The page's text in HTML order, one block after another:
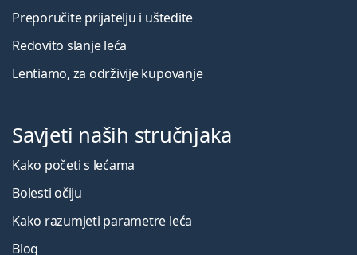
Preporučite prijatelju i uštedite
Redovito slanje leća
Lentiamo, za održivije kupovanje
Savjeti naših stručnjaka
Kako početi s lećama
Bolesti očiju
Kako razumjeti parametre leća
Blog